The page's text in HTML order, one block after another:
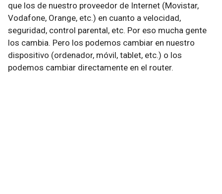
que los de nuestro proveedor de Internet (Movistar,
Vodafone, Orange, etc.) en cuanto a velocidad,
seguridad, control parental, etc. Por eso mucha gente
los cambia. Pero los podemos cambiar en nuestro
dispositivo (ordenador, móvil, tablet, etc.) o los
podemos cambiar directamente en el router.